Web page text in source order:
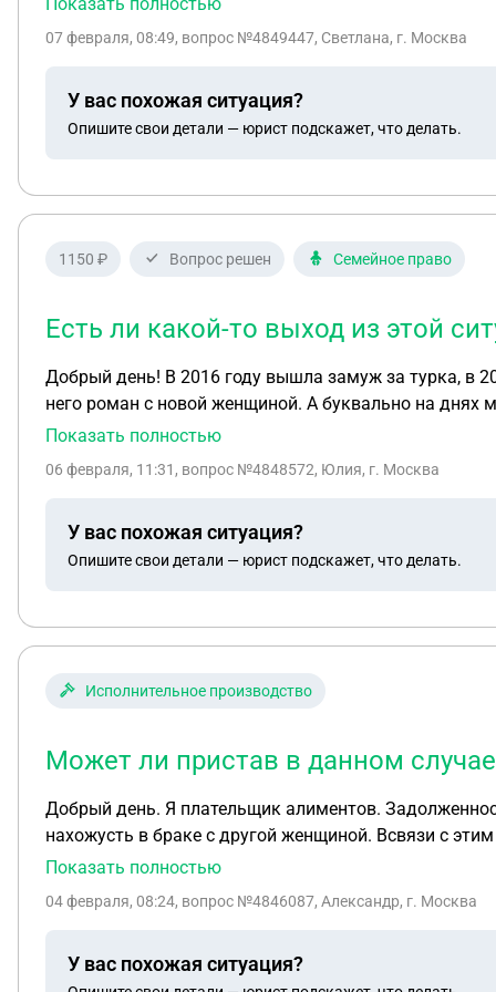
07 февраля, 08:49, вопрос №4849447, Светлана, г. Москва
У вас похожая ситуация?
Опишите свои детали — юрист подскажет, что делать.
1150 ₽ Вопрос решен Семейное право
Есть ли какой-то выход из этой
Добрый день! В 2016 году вышла замуж за турка, в 2021 мы разошлись, детей нет, совместно нажитого имущества нет. Через общих знакомых узнала, что у
него роман с новой женщиной. А буквально на днях
суд, о разводе + взыскания с меня оплаты услуг
Развестись я согласна, но не на оплату услуг
суд принял решение в его пользу, то получается,
делать? Заранее спасибо
Показать полностью
06 февраля, 11:31 , вопрос №4848572, Юлия, г. Москва
У вас похожая ситуация?
Опишите свои детали — юрист подскажет, что делать.
Исполнительное производство
Может ли пристав в данном
Добрый день. Я плательщик алиментов. Задолженности не имею. Однако, бывшая супруга считает, что я скрываю свой реальный доход. В настоящее время
нахожусть в браке с другой женщиной. Всвязи с этим хочет через
Может ли пристав в данном случае направлять
Показать полностью
04 февраля, 08:24, вопрос №4846087, Александр, г. Москва
У вас похожая ситуация?